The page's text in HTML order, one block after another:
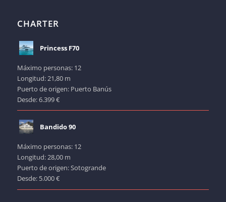
CHARTER
Princess F70
Máximo personas: 12
Longitud: 21,80 m
Puerto de origen: Puerto Banús
Desde: 6.399 €
Bandido 90
Máximo personas: 12
Longitud: 28,00 m
Puerto de origen: Sotogrande
Desde: 5.000 €